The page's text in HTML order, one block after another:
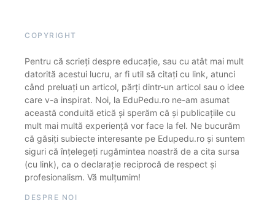
COPYRIGHT
Pentru că scrieți despre educație, sau cu atât mai mult
datorită acestui lucru, ar fi util să citați cu link, atunci
când preluați un articol, părți dintr-un articol sau o idee
care v-a inspirat. Noi, la EduPedu.ro ne-am asumat
această conduită etică și sperăm că și publicațiile cu
mult mai multă experiență vor face la fel. Ne bucurăm
că găsiți subiecte interesante pe Edupedu.ro și suntem
siguri că înțelegeți rugămintea noastră de a cita sursa
(cu link), ca o declarație reciprocă de respect și
profesionalism. Vă mulțumim!
DESPRE NOI